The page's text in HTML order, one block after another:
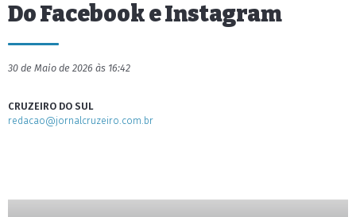
Do Facebook e Instagram
30 de Maio de 2026 às 16:42
CRUZEIRO DO SUL
redacao@jornalcruzeiro.com.br